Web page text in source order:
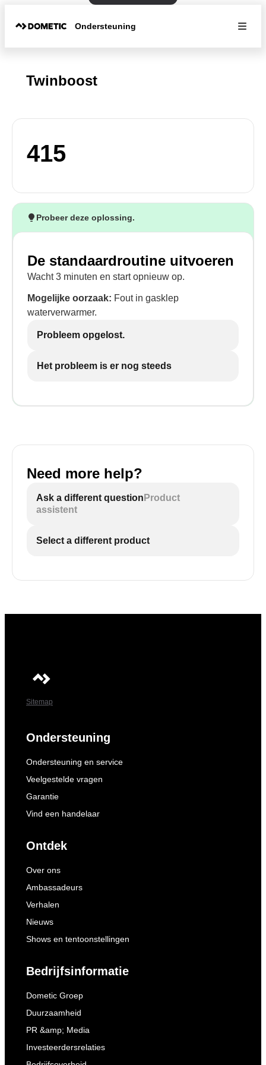
Ondersteuning
Twinboost
415
Probeer deze oplossing.
De standaardroutine uitvoeren
Wacht 3 minuten en start opnieuw op.
Mogelijke oorzaak: Fout in gasklep
waterverwarmer.
Probleem opgelost.
Het probleem is er nog steeds
Need more help?
Ask a different question Product
assistent
Select a different product
Sitemap
Ondersteuning
Ondersteuning en service
Veelgestelde vragen
Garantie
Vind een handelaar
Ontdek
Over ons
Ambassadeurs
Verhalen
Nieuws
Shows en tentoonstellingen
Bedrijfsinformatie
Dometic Groep
Duurzaamheid
PR &amp; Media
Investeerdersrelaties